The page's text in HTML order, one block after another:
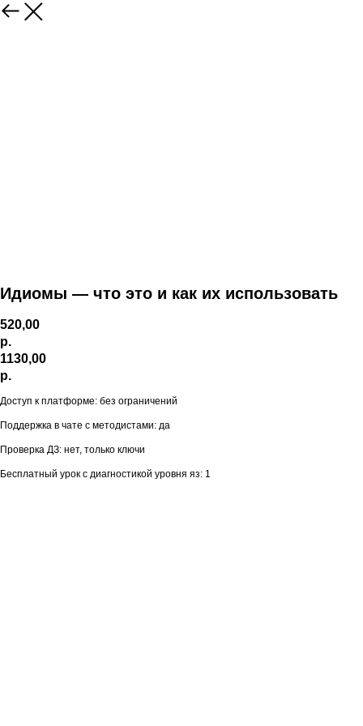
Идиомы — что это и как их использовать
520,00
р.
1130,00
р.
Доступ к платформе: без ограничений
Поддержка в чате с методистами: да
Проверка ДЗ: нет, только ключи
Бесплатный урок с диагностикой уровня яз: 1